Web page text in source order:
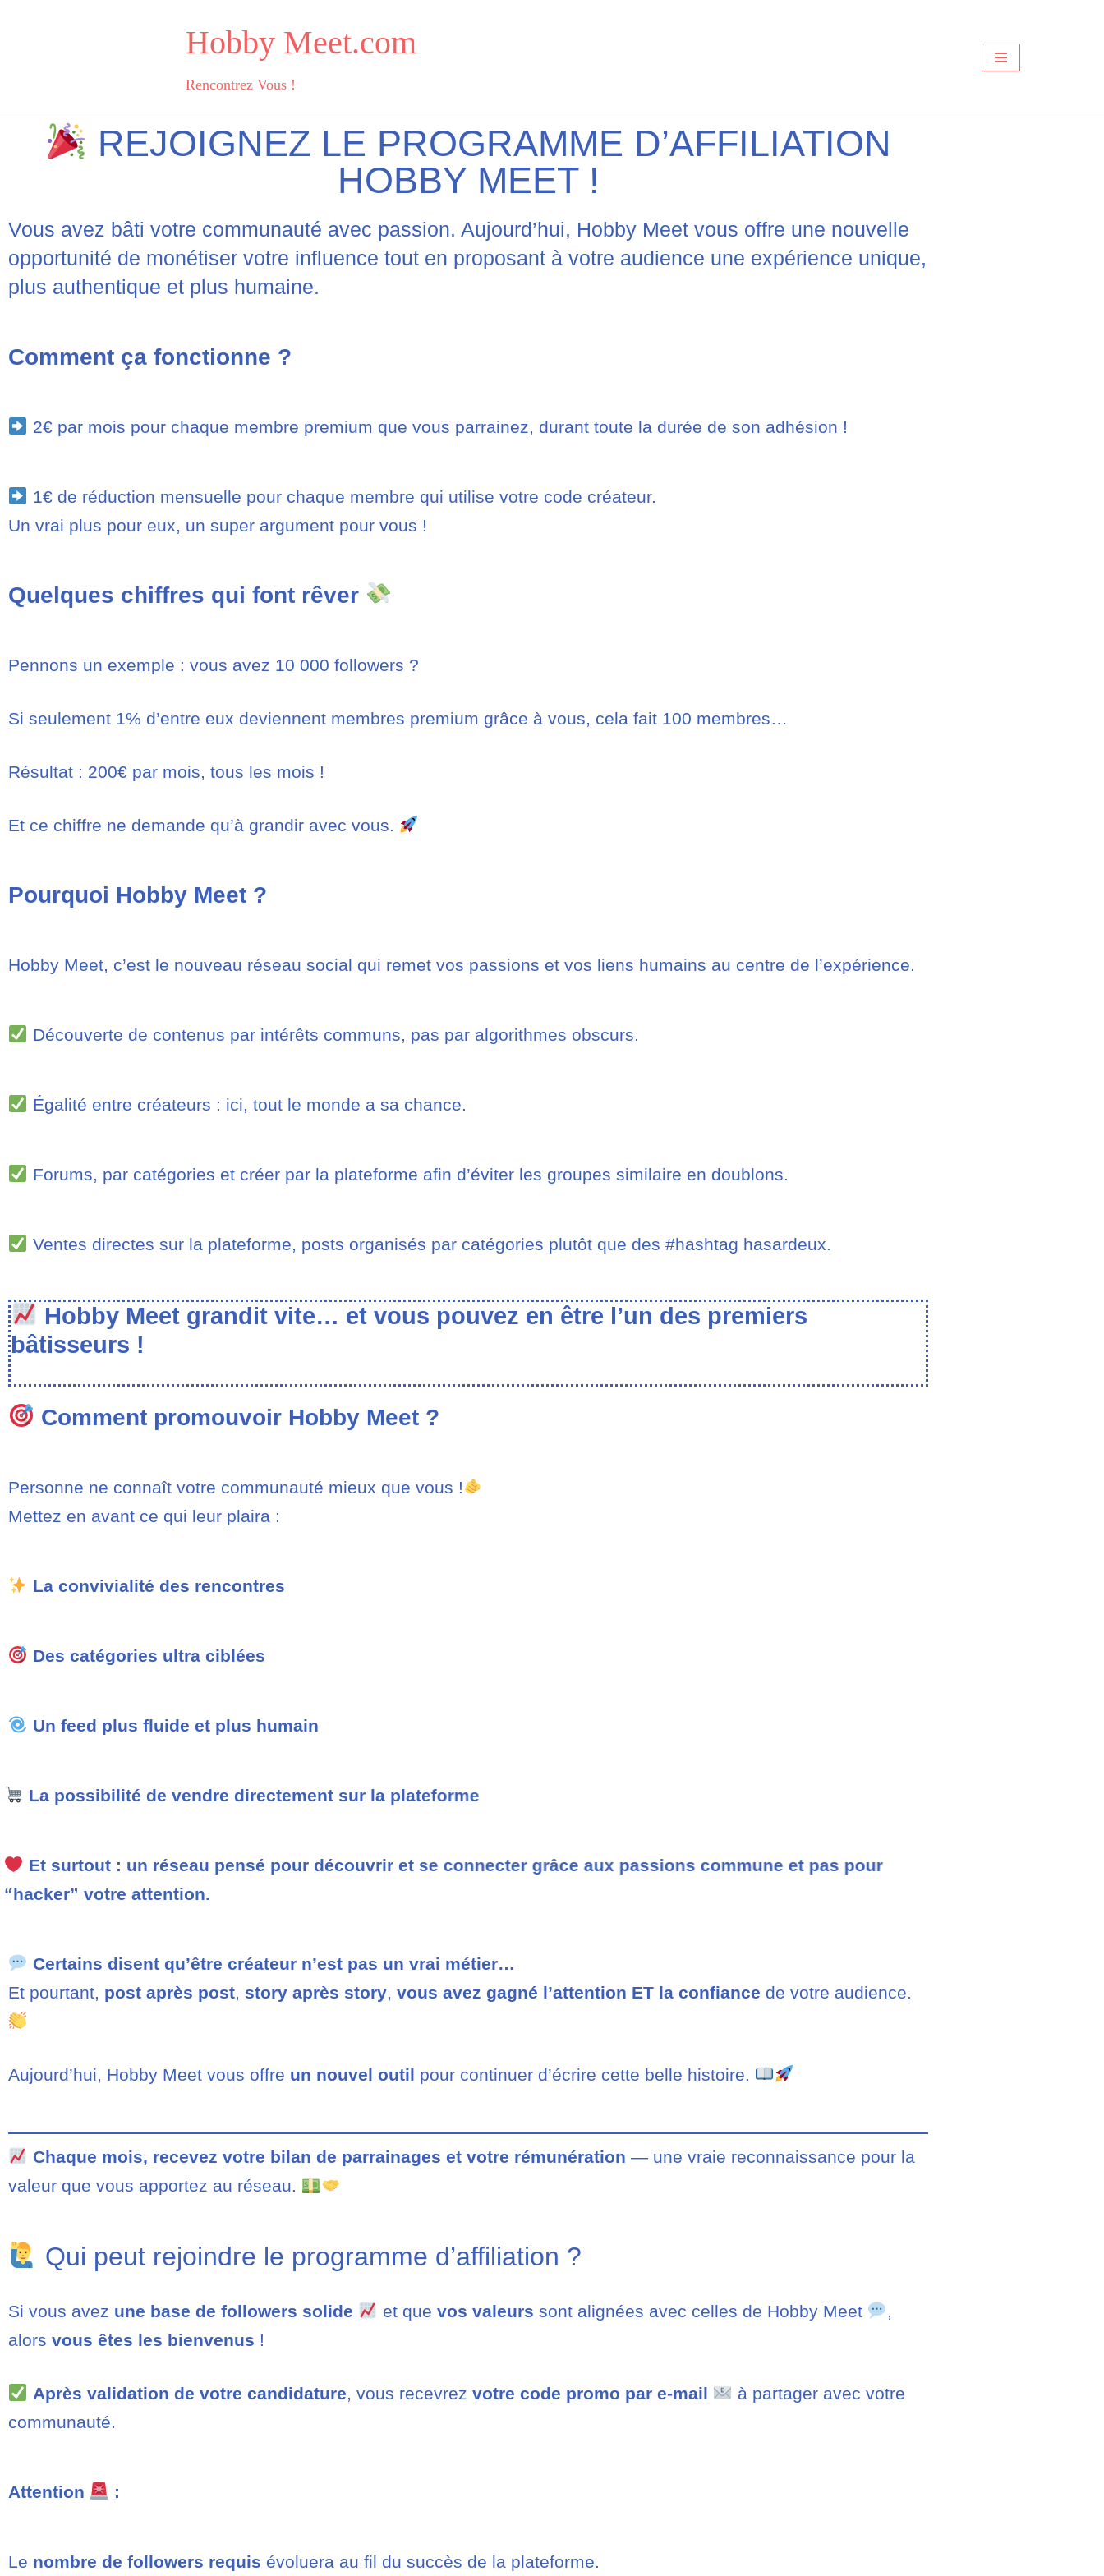
Hobby Meet.com
Rencontrez Vous !
REJOIGNEZ LE PROGRAMME D’AFFILIATION
HOBBY MEET !
Vous avez bâti votre communauté avec passion. Aujourd’hui, Hobby Meet vous offre une nouvelle
opportunité de monétiser votre influence tout en proposant à votre audience une expérience unique,
plus authentique et plus humaine.
Comment ça fonctionne ?
2€ par mois pour chaque membre premium que vous parrainez, durant toute la durée de son adhésion !
1€ de réduction mensuelle pour chaque membre qui utilise votre code créateur.
Un vrai plus pour eux, un super argument pour vous !
Quelques chiffres qui font rêver
Pennons un exemple : vous avez 10 000 followers ?
Si seulement 1% d’entre eux deviennent membres premium grâce à vous, cela fait 100 membres…
Résultat : 200€ par mois, tous les mois !
Et ce chiffre ne demande qu’à grandir avec vous.
Pourquoi Hobby Meet ?
Hobby Meet, c’est le nouveau réseau social qui remet vos passions et vos liens humains au centre de l’expérience.
Découverte de contenus par intérêts communs, pas par algorithmes obscurs.
Égalité entre créateurs : ici, tout le monde a sa chance.
Forums, par catégories et créer par la plateforme afin d’éviter les groupes similaire en doublons.
Ventes directes sur la plateforme, posts organisés par catégories plutôt que des #hashtag hasardeux.
Hobby Meet grandit vite… et vous pouvez en être l’un des premiers
bâtisseurs !
Comment promouvoir Hobby Meet ?
Personne ne connaît votre communauté mieux que vous !
Mettez en avant ce qui leur plaira :
La convivialité des rencontres
Des catégories ultra ciblées
Un feed plus fluide et plus humain
La possibilité de vendre directement sur la plateforme
Et surtout : un réseau pensé pour découvrir et se connecter grâce aux passions commune et pas pour
“hacker” votre attention.
Certains disent qu’être créateur n’est pas un vrai métier…
Et pourtant, post après post story après story vous avez gagné l’attention ET la confiance de votre audience.
Aujourd’hui, Hobby Meet vous offre un nouvel outil pour continuer d’écrire cette belle histoire.
Chaque mois, recevez votre bilan de parrainages et votre rémunération — une vraie reconnaissance pour la
valeur que vous apportez au réseau.
Qui peut rejoindre le programme d’affiliation ?
Si vous avez une base de followers solide et que vos valeurs sont alignées avec celles de Hobby Meet
alors vous êtes les bienvenus !
Après validation de votre candidature , vous recevrez votre code promo par e-mail
à partager avec votre
communauté.
Attention :
Le nombre de followers requis évoluera au fil du succès de la plateforme.